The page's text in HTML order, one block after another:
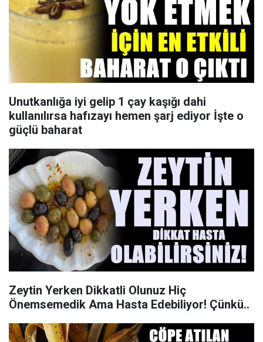
Unutkanlığa iyi gelip 1 çay kaşığı dahi
kullanılırsa hafızayı hemen şarj ediyor İşte o
güçlü baharat
Zeytin Yerken Dikkatli Olunuz Hiç
Önemsemedik Ama Hasta Edebiliyor! Çünkü..